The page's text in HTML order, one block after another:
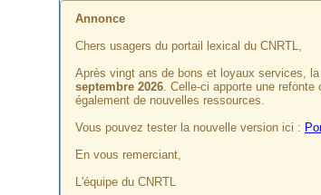
Annonce
Chers usagers du portail lexical du CNRTL,
Après vingt ans de bons et loyaux services,
septembre 2026. Celle-ci apporte une
également de nouvelles ressources.
Vous pouvez tester la nouvelle version ici :
En vous remerciant,
L'équipe du CNRTL